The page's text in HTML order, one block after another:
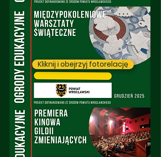
Kliknij i obejrzyj fotorelację